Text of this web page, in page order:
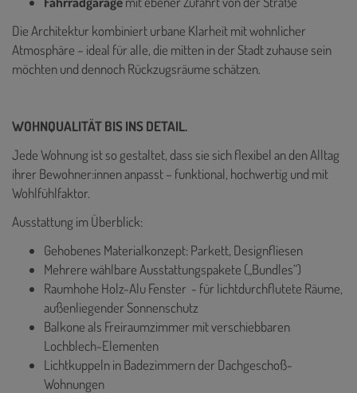
Die Architektur kombiniert urbane Klarheit mit wohnlicher
Atmosphäre – ideal für alle, die mitten in der Stadt zuhause sein
möchten und dennoch Rückzugsräume schätzen.
WOHNQUALITÄT BIS INS DETAIL.
Jede Wohnung ist so gestaltet, dass sie sich flexibel an den Alltag
ihrer Bewohner:innen anpasst – funktional, hochwertig und mit
Wohlfühlfaktor.
Ausstattung im Überblick:
Gehobenes Materialkonzept: Parkett, Designfliesen
Mehrere wählbare Ausstattungspakete („Bundles“)
Raumhohe Holz-Alu Fenster - für lichtdurchflutete Räume,
außenliegender Sonnenschutz
Balkone als Freiraumzimmer mit verschiebbaren
Lochblech-Elementen
Lichtkuppeln in Badezimmern der Dachgeschoß-
Wohnungen